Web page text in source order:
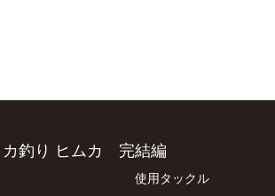
カ釣り ヒムカ 完結編
使用タックル